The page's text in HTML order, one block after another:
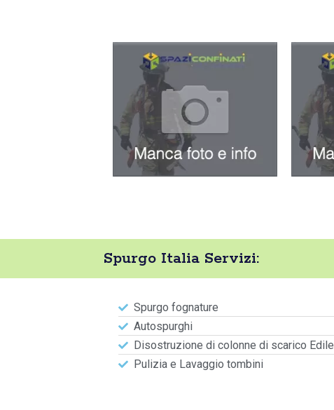
Spurgo Italia Servizi:
Spurgo fognature
Autospurghi
Disostruzione di colonne di scarico Edile
Pulizia e Lavaggio tombini